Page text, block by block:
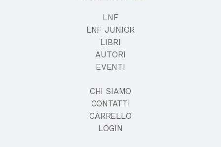
LNF
LNF JUNIOR
LIBRI
AUTORI
EVENTI
CHI SIAMO
CONTATTI
CARRELLO
LOGIN